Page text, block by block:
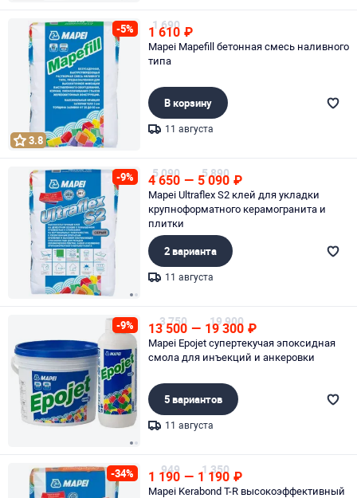
-5%
3.8
1 690
1 610 ₽
Mapei Mapefill бетонная смесь наливного
типа
В корзину
11 августа
-9% 5 090
4 650 — 5 890
5 090 ₽
Mapei Ultraflex S2 клей для укладки
крупноформатного керамогранита и
плитки
2 варианта
11 августа
-9% 3 750
13 500 — 19 900
19 300 ₽
Mapei Epojet супертекучая эпоксидная
смола для инъекций и анкеровки
5 вариантов
11 августа
-34% 949
1 190 — 1 350
1 190 ₽
Mapei Kerabond T-R высокоэффективный